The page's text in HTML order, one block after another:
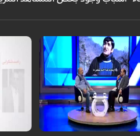
_ الكوثر : مفاجأة جميلة من
مع المشاهدين للممثل "رامبود
مع
الإيراني